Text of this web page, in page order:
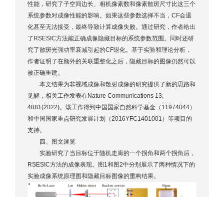
性能，研究了子空间边长、相机像素数和像素散斑尺寸比这三个
系统参数对成像性能的影响。如果这些参数选择不当，CF会退
化甚至无法接受，最终导致计算成像失败。通过研究，作者给出
了RSESIC方法能正确成像隐藏目标的系统参数范围。同时还研
究了散斑光强功率衰减引起的CF退化。基于实验和理论分析，
作者证明了在额外的关联重整化之后，隐藏目标的图像仍然可以
被正确重建。
本文结果为非视域成像和散射成像的研究提供了新的思路和
见解，相关工作发表在Nature Communications 13,
4081(2022)。该工作得到中国国家自然科学基金（11974044）
和中国国家重点研究发展计划（2016YFC1401001）等项目的
支持。
四、图文速览
实验研究了当目标位于随机走廊的一个拐角和两个拐角后，
RSESIC方法的成像表现。图1和图2中分别展示了两种情况下的
实验成像系统原理图和隐藏目标图像的重构结果。